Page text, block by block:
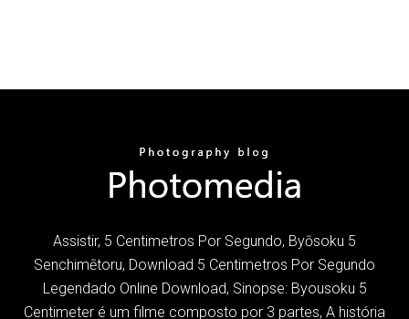
Assistir, 5 Centimetros Por Segundo, Byōsoku 5
Senchimētoru, Download 5 Centimetros Por Segundo
Legendado Online Download, Sinopse: Byousoku 5
Centimeter é um filme composto por 3 partes, A história